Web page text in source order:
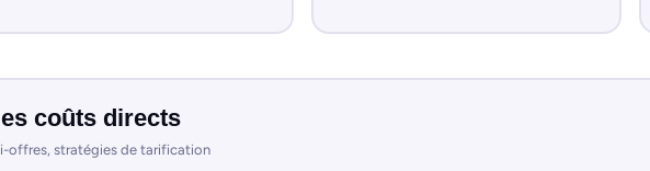
coûts directs
offres, stratégies de tarification